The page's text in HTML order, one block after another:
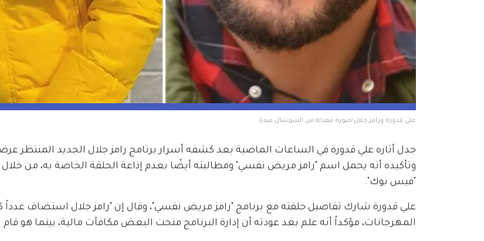
علي قدورة ورامز جلال-صورة معدلة من السوشال ميديا
وتأكيده أنه يحمل اسم "رامز مريض نفسي" ومطالبته أيضًا بعدم إذاعة الحلقة الخاصة به، من
"فيس بوك".
علي قدورة شارك تفاصيل حلقته مع برنامج "رامز مريض نفسي"، وقال إن "رامز جلال استضاف عدداً
المهرجانات، مؤكداً أنه علم بعد عودته أن إدارة البرنامج منحت البعض مكافآت مالية، بينما هو قام